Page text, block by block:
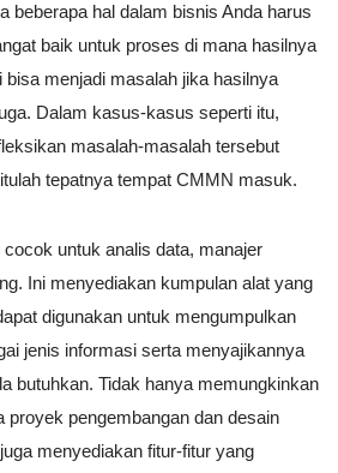
beberapa hal dalam bisnis Anda harus
baik untuk proses di mana hasilnya
menjadi masalah jika hasilnya
Dalam kasus-kasus seperti itu,
masalah-masalah tersebut
tepatnya tempat CMMN masuk.
untuk analis data, manajer
Ini menyediakan kumpulan alat yang
digunakan untuk mengumpulkan
jenis informasi serta menyajikannya
butuhkan. Tidak hanya memungkinkan
proyek pengembangan dan desain
menyediakan fitur-fitur yang